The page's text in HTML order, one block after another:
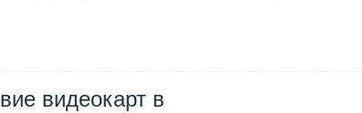
видеокарт в